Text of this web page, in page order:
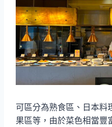
可區分為熟食區、日本料
果區等，由於菜色相當豐